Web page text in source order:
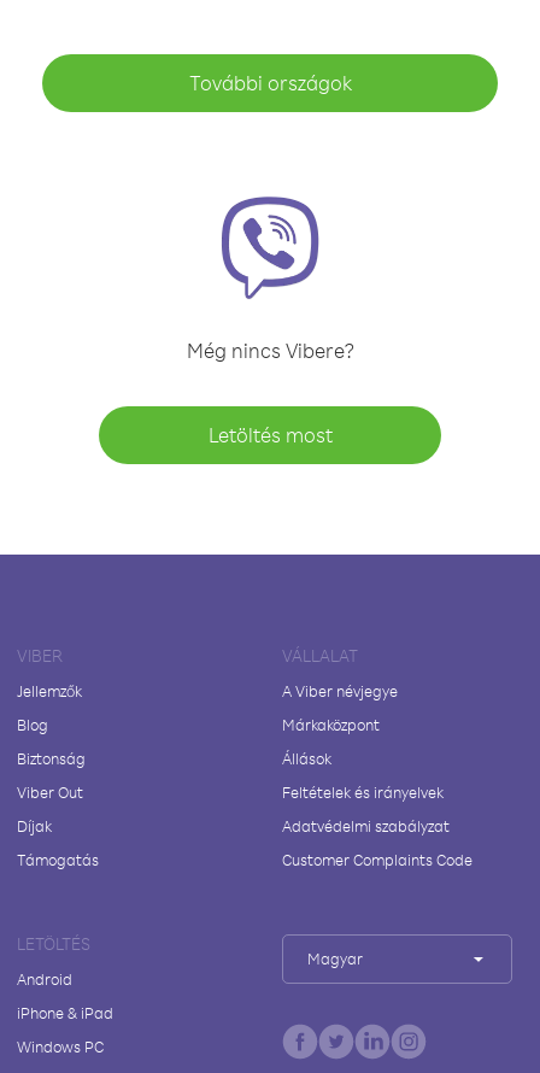
További országok
Még nincs Vibere?
Letöltés most
VIBER
Jellemzők
Blog
Biztonság
Viber Out
Díjak
Támogatás
VÁLLALAT
A Viber névjegye
Márkaközpont
Állások
Feltételek és irányelvek
Adatvédelmi szabályzat
Customer Complaints Code
LETÖLTÉS
Android
iPhone & iPad
Windows PC
Magyar